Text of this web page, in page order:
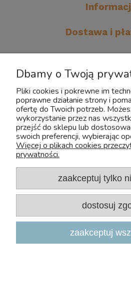
Dostawa i
O firmie
Moje
FAQ
Copyright 2026,
Projekt i wdrożenie: INTLE|Sklep
Dbamy o Twoją
Pliki cookies i pokrewne im
poprawne działanie strony i
ofertę do Twoich potrzeb.
wykorzystanie przez nas
przejść do sklepu lub
swoich preferencji, wybierając
Więcej o plikach cookies
prywatności.
zaakceptuj tylko
dostosuj
zaakceptuj